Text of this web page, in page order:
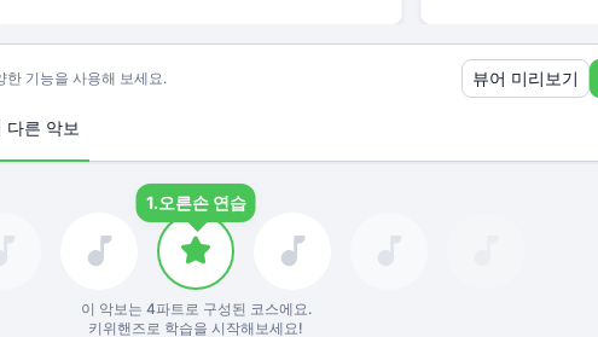
한 기능을 사용해 보세요. 뷰어 미리보기
다른 악보
1.오른손 연습
이 악보는 4파트로 구성된 코스에요.
키위핸즈로 학습을 시작해보세요!